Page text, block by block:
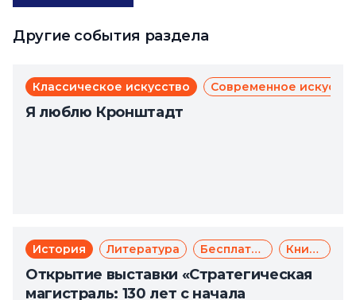
Другие события раздела
Классическое искусство Современное
Я люблю Кронштадт
История Литература Бесплатно Книги
Открытие выставки «Стратегическая
магистраль: 130 лет с начала